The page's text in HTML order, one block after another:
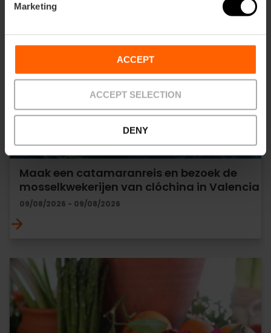
Marketing
ACCEPT
ACCEPT SELECTION
DENY
Maak een catamaranreis en bezoek de
mosselkwekerijen van clóchina in Valencia
09/08/2026 - 09/08/2026